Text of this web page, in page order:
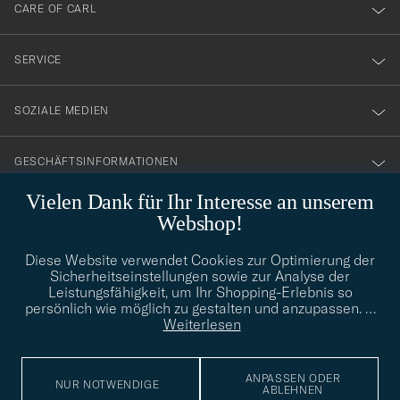
Vielen Dank für Ihr Interesse an unserem
Webshop!
Diese Website verwendet Cookies zur Optimierung der
Sicherheitseinstellungen sowie zur Analyse der
Leistungsfähigkeit, um Ihr Shopping-Erlebnis so
persönlich wie möglich zu gestalten und anzupassen. …
Weiterlesen
NUR NOTWENDIGE
ANPASSEN ODER
ABLEHNEN
vårt
nyhetsbrev!
CARE OF CARL
SERVICE
SOZIALE MEDIEN
GESCHÄFTSINFORMATIONEN
info@careofcarl.de
Benötigen Sie Hilfe bei der Suche nach Ihrem persönlichen Stil?
Wenden Sie sich an uns, wir helfen Ihnen gerne weiter!
STILBERATUNG